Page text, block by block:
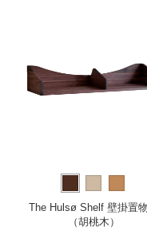
The Hulsø Shelf 壁掛置
（胡桃木）